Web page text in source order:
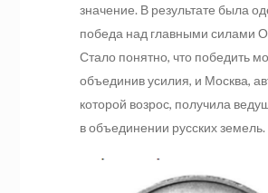
значение. В результате была
победа над главными силами
Стало понятно, что победить
объединив усилия, и Москва,
которой возрос, получила
в объединении русских земель.